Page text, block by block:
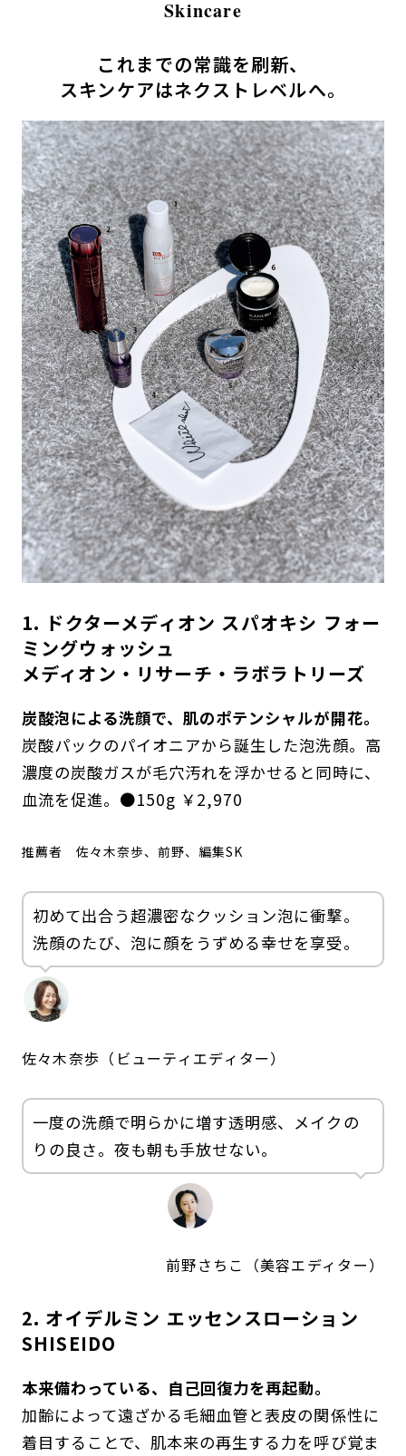
Skincare
これまでの常識を刷新、
スキンケアはネクストレベルへ。
1. ドクターメディオン スパオキシ フォー
ミングウォッシュ
メディオン・リサーチ・ラボラトリーズ
炭酸泡による洗顔で、肌のポテンシャルが開花。
炭酸パックのパイオニアから誕生した泡洗顔。高
濃度の炭酸ガスが毛穴汚れを浮かせると同時に、
血流を促進。●150g ￥2,970
推薦者 佐々木奈歩、前野、編集SK
初めて出合う超濃密なクッション泡に衝撃。
洗顔のたび、泡に顔をうずめる幸せを享受。
佐々木奈歩（ビューティエディター）
一度の洗顔で明らかに増す透明感、メイクの
りの良さ。夜も朝も手放せない。
前野さちこ（美容エディター）
2. オイデルミン エッセンスローション
SHISEIDO
本来備わっている、自己回復力を再起動。
加齢によって遠ざかる毛細血管と表皮の関係性に
着目することで、肌本来の再生する力を呼び覚ま